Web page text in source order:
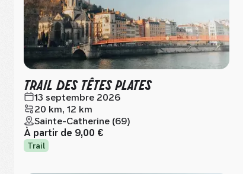
TRAIL DES TÊTES PLATES
13 septembre 2026
20 km, 12 km
Sainte-Catherine (69)
À partir de 9,00 €
Trail